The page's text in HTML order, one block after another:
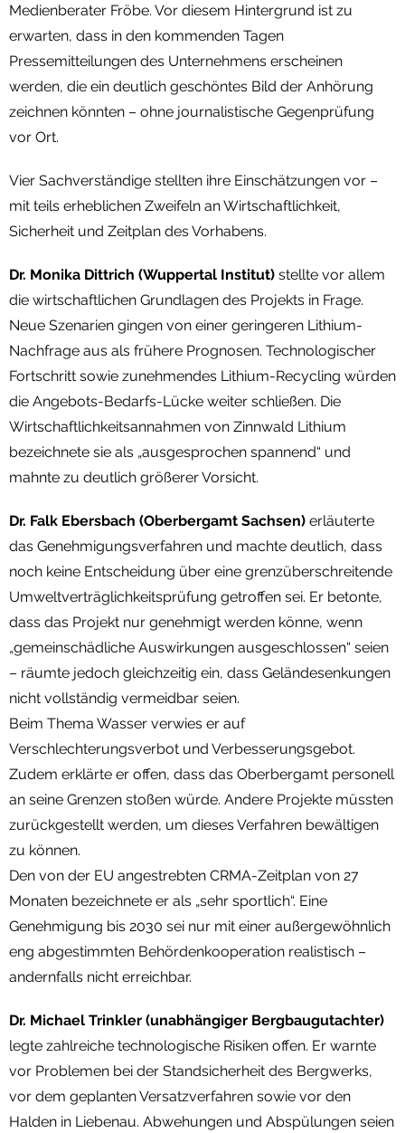
Medienberater Fröbe. Vor diesem Hintergrund ist zu
erwarten, dass in den kommenden Tagen
Pressemitteilungen des Unternehmens erscheinen
werden, die ein deutlich geschöntes Bild der Anhörung
zeichnen könnten – ohne journalistische Gegenprüfung
vor Ort.
Vier Sachverständige stellten ihre Einschätzungen vor –
mit teils erheblichen Zweifeln an Wirtschaftlichkeit,
Sicherheit und Zeitplan des Vorhabens.
Dr. Monika Dittrich (Wuppertal Institut) stellte vor allem
die wirtschaftlichen Grundlagen des Projekts in Frage.
Neue Szenarien gingen von einer geringeren Lithium-
Nachfrage aus als frühere Prognosen. Technologischer
Fortschritt sowie zunehmendes Lithium-Recycling würden
die Angebots-Bedarfs-Lücke weiter schließen. Die
Wirtschaftlichkeitsannahmen von Zinnwald Lithium
bezeichnete sie als „ausgesprochen spannend“ und
mahnte zu deutlich größerer Vorsicht.
Dr. Falk Ebersbach (Oberbergamt Sachsen) erläuterte
das Genehmigungsverfahren und machte deutlich, dass
noch keine Entscheidung über eine grenzüberschreitende
Umweltverträglichkeitsprüfung getroffen sei. Er betonte,
dass das Projekt nur genehmigt werden könne, wenn
„gemeinschädliche Auswirkungen ausgeschlossen“ seien
– räumte jedoch gleichzeitig ein, dass Geländesenkungen
nicht vollständig vermeidbar seien.
Beim Thema Wasser verwies er auf
Verschlechterungsverbot und Verbesserungsgebot.
Zudem erklärte er offen, dass das Oberbergamt personell
an seine Grenzen stoßen würde. Andere Projekte müssten
zurückgestellt werden, um dieses Verfahren bewältigen
zu können.
Den von der EU angestrebten CRMA-Zeitplan von 27
Monaten bezeichnete er als „sehr sportlich“. Eine
Genehmigung bis 2030 sei nur mit einer außergewöhnlich
eng abgestimmten Behördenkooperation realistisch –
andernfalls nicht erreichbar.
Dr. Michael Trinkler (unabhängiger Bergbaugutachter)
legte zahlreiche technologische Risiken offen. Er warnte
vor Problemen bei der Standsicherheit des Bergwerks,
vor dem geplanten Versatzverfahren sowie vor den
Halden in Liebenau. Abwehungen und Abspülungen seien